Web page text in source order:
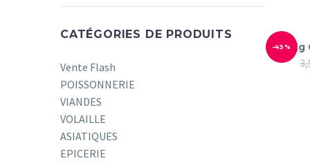
CATÉGORIES DE PRODUITS
Vente Flash
POISSONNERIE
VIANDES
VOLAILLE
ASIATIQUES
EPICERIE
-43%1Kg